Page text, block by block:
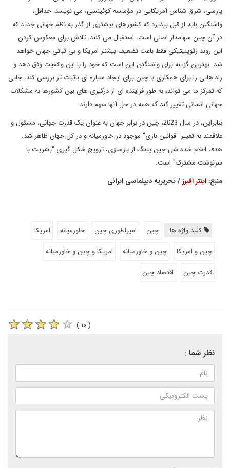
پارسی، شرق شناس آمریکایی در مؤسسه کوئینسی، می نویسد: حداقل،
واشنگتن باید از قبل بپذیرد که کشورهای بیشتری از گذر به نظم جهانی جدید که
در آن چین سهامدار اصلی است، استقبال می کنند. تلاش برای معکوس کردن
این روند ژئوپلیتیکی فقط باعث تضعیف بیشتر امریکا و بی ثباتی جهان خواهد
شد. بهترین گزینه برای واشنگتن این است که خود را با این واقعیت وفق دهد و
راه هایی را برای همکاری با چین برای ایجاد سیاره ای باثبات تر بررسی کند، جایی
که تمرکز ما می تواند، به طور فزاینده ای از درگیری های بین کشورها به مشکلات
جهانی انسانی تغییر کند که همه در حل آنها سهم دارند.
بنابراین، در سال 2023، چین در برابر جهان به عنوان یک قدرت جهانی، مسئول و
علاقمند به تغییر "قوانین بازی" موجود در خاورمیانه و در کل جهان ظاهر شد.
هدف اعلام شده شی جین پینگ از بازسازی، ترویج شکل گیری "بشریت با
سرنوشت مشترک" است.
منبع: اینتر افیرز/ تحریریه دیپلماسی ایرانی
کلید واژه ها: چین امپراطوری چین خاورمیانه
امریکا
چین و امریکا
چین و خاورمیانه
امریکا و چین و خاورمیانه
قدرت چین
اقتصاد چین
( ۱۰ )
نظر شما :